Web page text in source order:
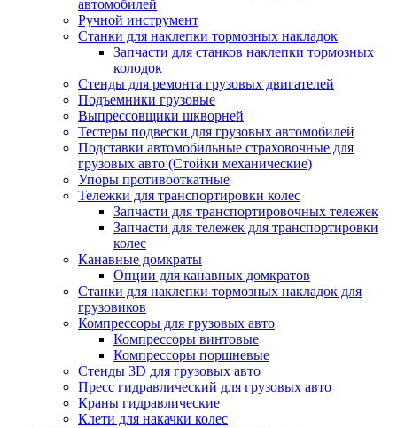
автомобилей
Ручной инструмент
Станки для наклепки тормозных накладок
Запчасти для станков наклепки тормозных
колодок
Стенды для ремонта грузовых двигателей
Подъемники грузовые
Выпрессовщики шкворней
Тестеры подвески для грузовых автомобилей
Подставки автомобильные страховочные для
грузовых авто (Стойки механические)
Упоры противооткатные
Тележки для транспортировки колес
Запчасти для транспортировочных тележек
Запчасти для тележек для транспортировки
колес
Канавные домкраты
Опции для канавных домкратов
Станки для наклепки тормозных накладок для
грузовиков
Компрессоры для грузовых авто
Компрессоры винтовые
Компрессоры поршневые
Стенды 3D для грузовых авто
Пресс гидравлический для грузовых авто
Краны гидравлические
Клети для накачки колес